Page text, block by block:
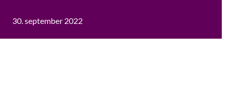
30. september 2022